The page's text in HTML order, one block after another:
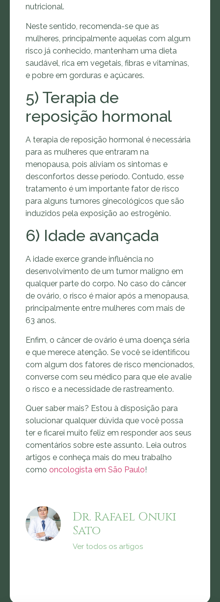
nutricional.
Neste sentido, recomenda-se que as
mulheres, principalmente aquelas com algum
risco já conhecido, mantenham uma dieta
saudável, rica em vegetais, fibras e vitaminas,
e pobre em gorduras e açúcares.
5) Terapia de
reposição hormonal
A terapia de reposição hormonal é necessária
para as mulheres que entraram na
menopausa, pois aliviam os sintomas e
desconfortos desse período. Contudo, esse
tratamento é um importante fator de risco
para alguns tumores ginecológicos que são
induzidos pela exposição ao estrogênio.
6) Idade avançada
A idade exerce grande influência no
desenvolvimento de um tumor maligno em
qualquer parte do corpo. No caso do câncer
de ovário, o risco é maior após a menopausa,
principalmente entre mulheres com mais de
63 anos.
Enfim, o câncer de ovário é uma doença séria
e que merece atenção. Se você se identificou
com algum dos fatores de risco mencionados,
converse com seu médico para que ele avalie
o risco e a necessidade de rastreamento.
Quer saber mais? Estou à disposição para
solucionar qualquer dúvida que você possa
ter e ficarei muito feliz em responder aos seus
comentários sobre este assunto. Leia outros
artigos e conheça mais do meu trabalho
como oncologista em São Paulo!
Dr. Rafael Onuki
Sato
Ver todos os artigos